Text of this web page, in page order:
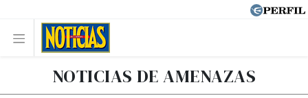
NOTICIAS DE AMENAZAS